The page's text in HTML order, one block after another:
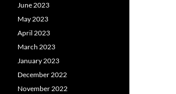
June 2023
May 2023
April 2023
March 2023
January 2023
December 2022
November 2022